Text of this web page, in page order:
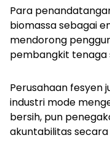
Para
biomassa sebagai
mendorong
pembangkit tenaga
Perusahaan fesyen
industri mode
bersih, pun
akuntabilitas